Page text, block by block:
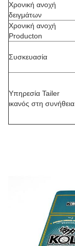
Χρονική ανοχή
δειγμάτων
Χρονική ανοχή
Producton
Συσκευασία
Υπηρεσία Tailer
ικανός στη συνήθεια